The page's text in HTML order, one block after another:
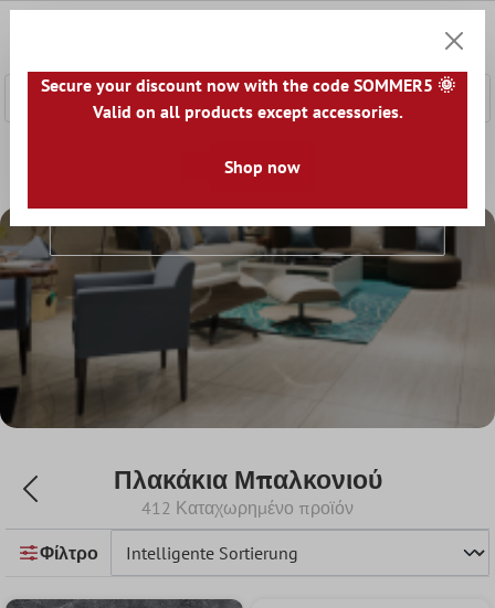
Πλακάκια Δαπέδου Πλακάκια Βεράντας
Πλακάκια Μπαλκονιού
Πλακάκια Μπαλκονιού
412 Καταχωρημένο προϊόν
Φίλτρο
Secure your discount now with the code SOMMER5 🌞
Valid on all products except accessories.
Shop now